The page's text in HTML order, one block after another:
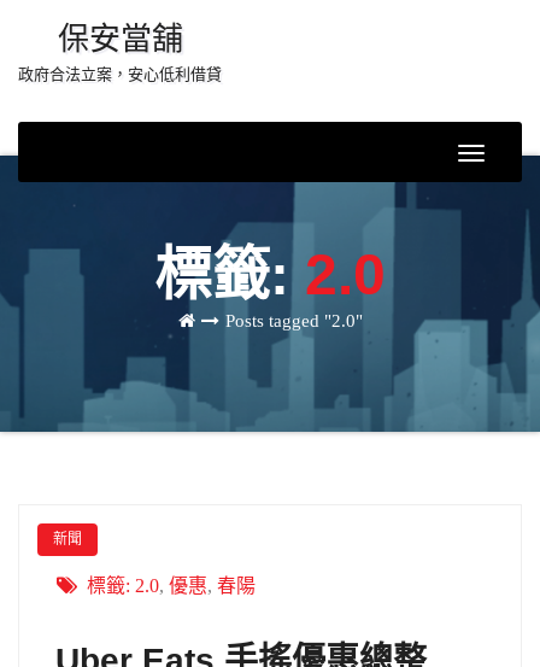
content
保安當舖
政府合法立案，安心低利借貸
Toggle
標籤: 2.0
Posts tagged "2.0"
新聞
標籤: 2.0, 優惠, 春陽